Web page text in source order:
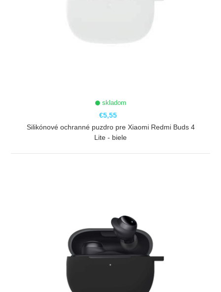
skladom
€5,55
Silikónové ochranné puzdro pre Xiaomi Redmi Buds 4
Lite - biele